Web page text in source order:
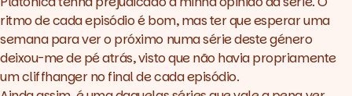
ritmo de cada episódio é bom, mas ter que esperar uma
semana para ver o próximo numa série deste género
deixou-me de pé atrás, visto que não havia propriamente
um cliffhanger no final de cada episódio.